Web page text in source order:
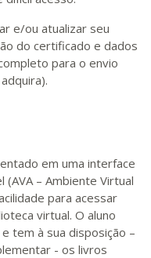
e/ou atualizar seu
do certificado e dados
para o envio
em uma interface
(AVA – Ambiente Virtual
para acessar
virtual. O aluno
tem à sua disposição –
- os livros